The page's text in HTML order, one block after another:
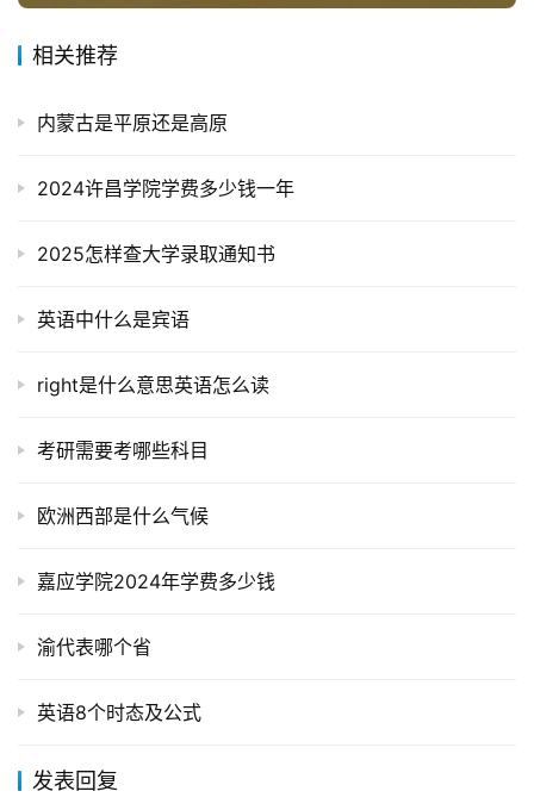
相关推荐
内蒙古是平原还是高原
2024许昌学院学费多少钱一年
2025怎样查大学录取通知书
英语中什么是宾语
right是什么意思英语怎么读
考研需要考哪些科目
欧洲西部是什么气候
嘉应学院2024年学费多少钱
渝代表哪个省
英语8个时态及公式
发表回复